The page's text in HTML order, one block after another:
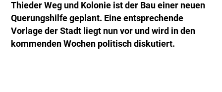
Thieder Weg und Kolonie ist der Bau einer neuen
Querungshilfe geplant. Eine entsprechende
Vorlage der Stadt liegt nun vor und wird in den
kommenden Wochen politisch diskutiert.